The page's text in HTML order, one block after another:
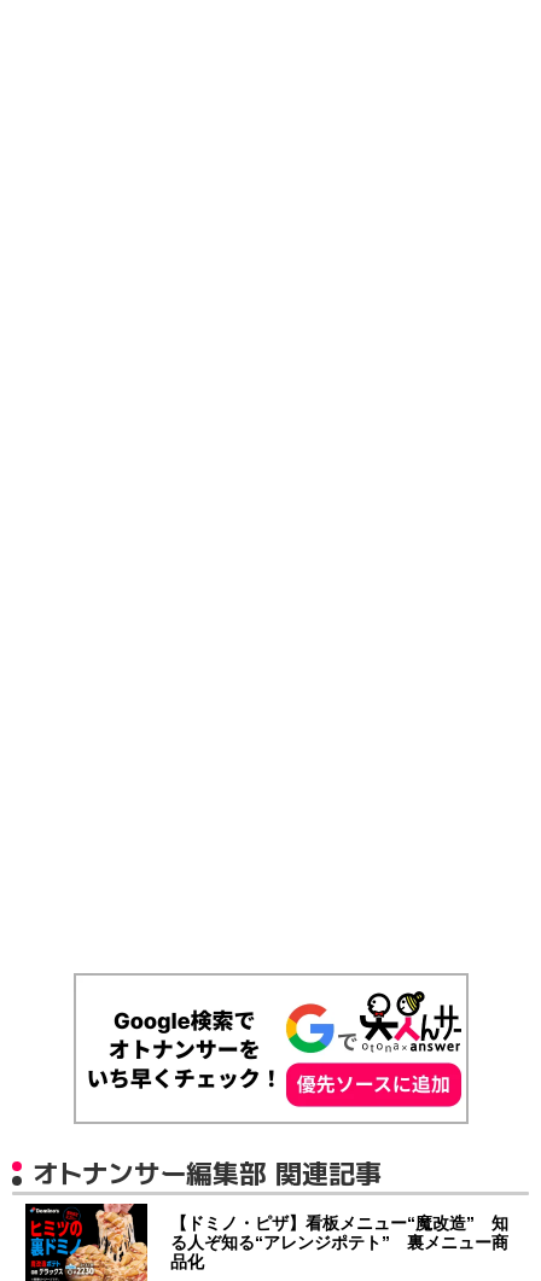
オトナンサー編集部 関連記事
【ドミノ・ピザ】看板メニュー“魔改造” 知
る人ぞ知る“アレンジポテト” 裏メニュー商
品化